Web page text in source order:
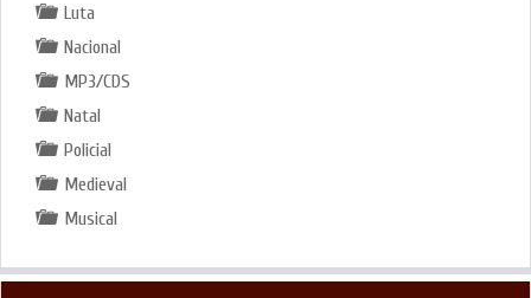
Luta
Nacional
MP3/CDS
Natal
Policial
Medieval
Musical